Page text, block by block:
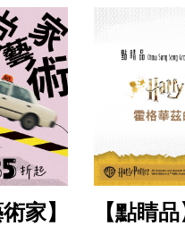
家】
【點睛